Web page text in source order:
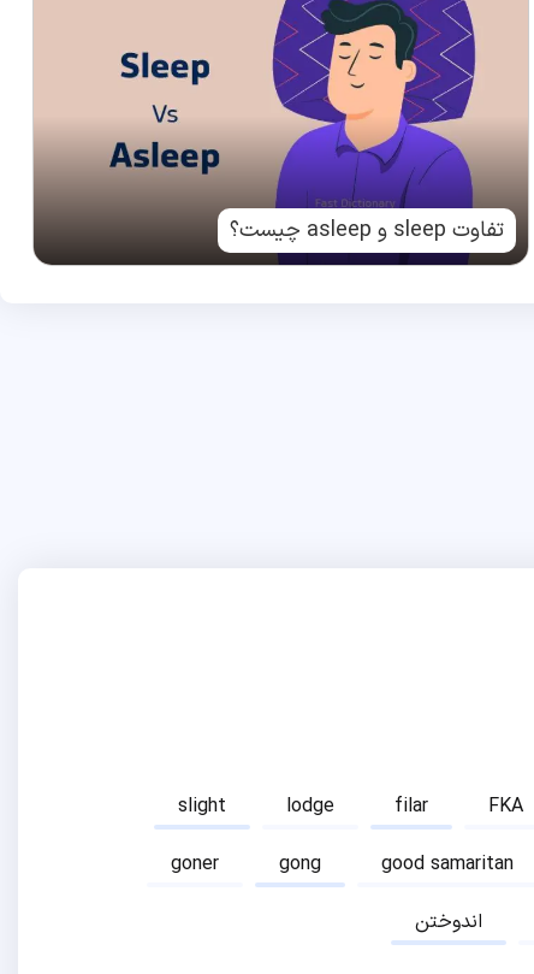
تفاوت sleep و asleep چیست؟
slight lodge filar FKA
goner
gong good samaritan
اندوختن